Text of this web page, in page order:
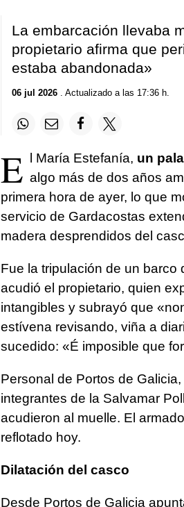
La embarcación llevaba
propietario afirma que
estaba abandonada»
06 jul 2026. Actualizado a las 17:36 h.
E l María Estefanía, un
algo más de dos años
primera hora de ayer, lo que
servicio de Gardacostas
madera desprendidos del
Fue la tripulación de un barco
acudió el propietario, quien
intangibles y subrayó que
estívena revisando, viña a
sucedido: «É imposible que
Personal de Portos de
integrantes de la Salvamar
acudieron al muelle. El
reflotado hoy.
Dilatación del casco
Desde Portos de Galicia